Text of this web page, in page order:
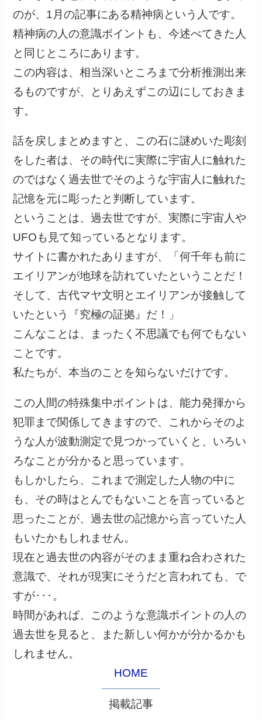
のが、1月の記事にある精神病という人です。
精神病の人の意識ポイントも、今述べてきた人
と同じところにあります。
この内容は、相当深いところまで分析推測出来
るものですが、とりあえずこの辺にしておきま
す。
話を戻しまとめますと、この石に謎めいた彫刻
をした者は、その時代に実際に宇宙人に触れた
のではなく過去世でそのような宇宙人に触れた
記憶を元に彫ったと判断しています。
ということは、過去世ですが、実際に宇宙人や
UFOも見て知っているとなります。
サイトに書かれたありますが、「何千年も前に
エイリアンが地球を訪れていたということだ！
そして、古代マヤ文明とエイリアンが接触して
いたという『究極の証拠』だ！」
こんなことは、まったく不思議でも何でもない
ことです。
私たちが、本当のことを知らないだけです。
この人間の特殊集中ポイントは、能力発揮から
犯罪まで関係してきますので、これからそのよ
うな人が波動測定で見つかっていくと、いろい
ろなことが分かると思っています。
もしかしたら、これまで測定した人物の中に
も、その時はとんでもないことを言っていると
思ったことが、過去世の記憶から言っていた人
もいたかもしれません。
現在と過去世の内容がそのまま重ね合わされた
意識で、それが現実にそうだと言われても、で
すが･･･。
時間があれば、このような意識ポイントの人の
過去世を見ると、また新しい何かが分かるかも
しれません。
HOME
掲載記事